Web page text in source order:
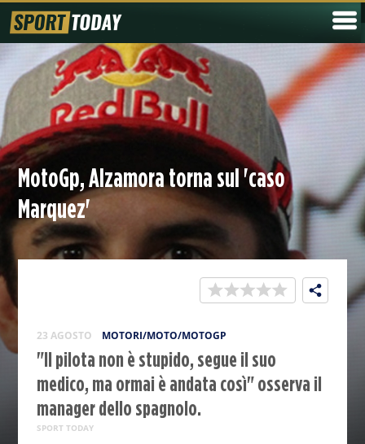
MotoGp, Alzamora torna sul 'caso
Marquez'
23 AGOSTO MOTORI/MOTO/MOTOGP
"Il pilota non è stupido, segue il suo
medico, ma ormai è andata così" osserva il
manager dello spagnolo.
SPORT TODAY